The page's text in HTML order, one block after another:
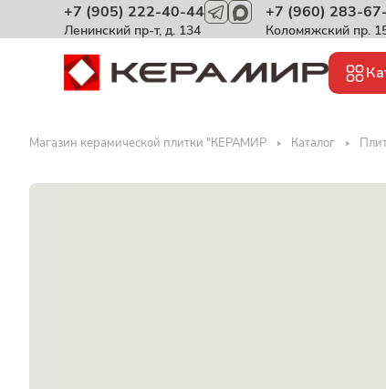
+7 (905) 222-40-44
Ленинский пр-т, д. 134
+7 (960) 283-
Коломяжский пр.
Магазин керамической плитки "КЕРАМИР Каталог